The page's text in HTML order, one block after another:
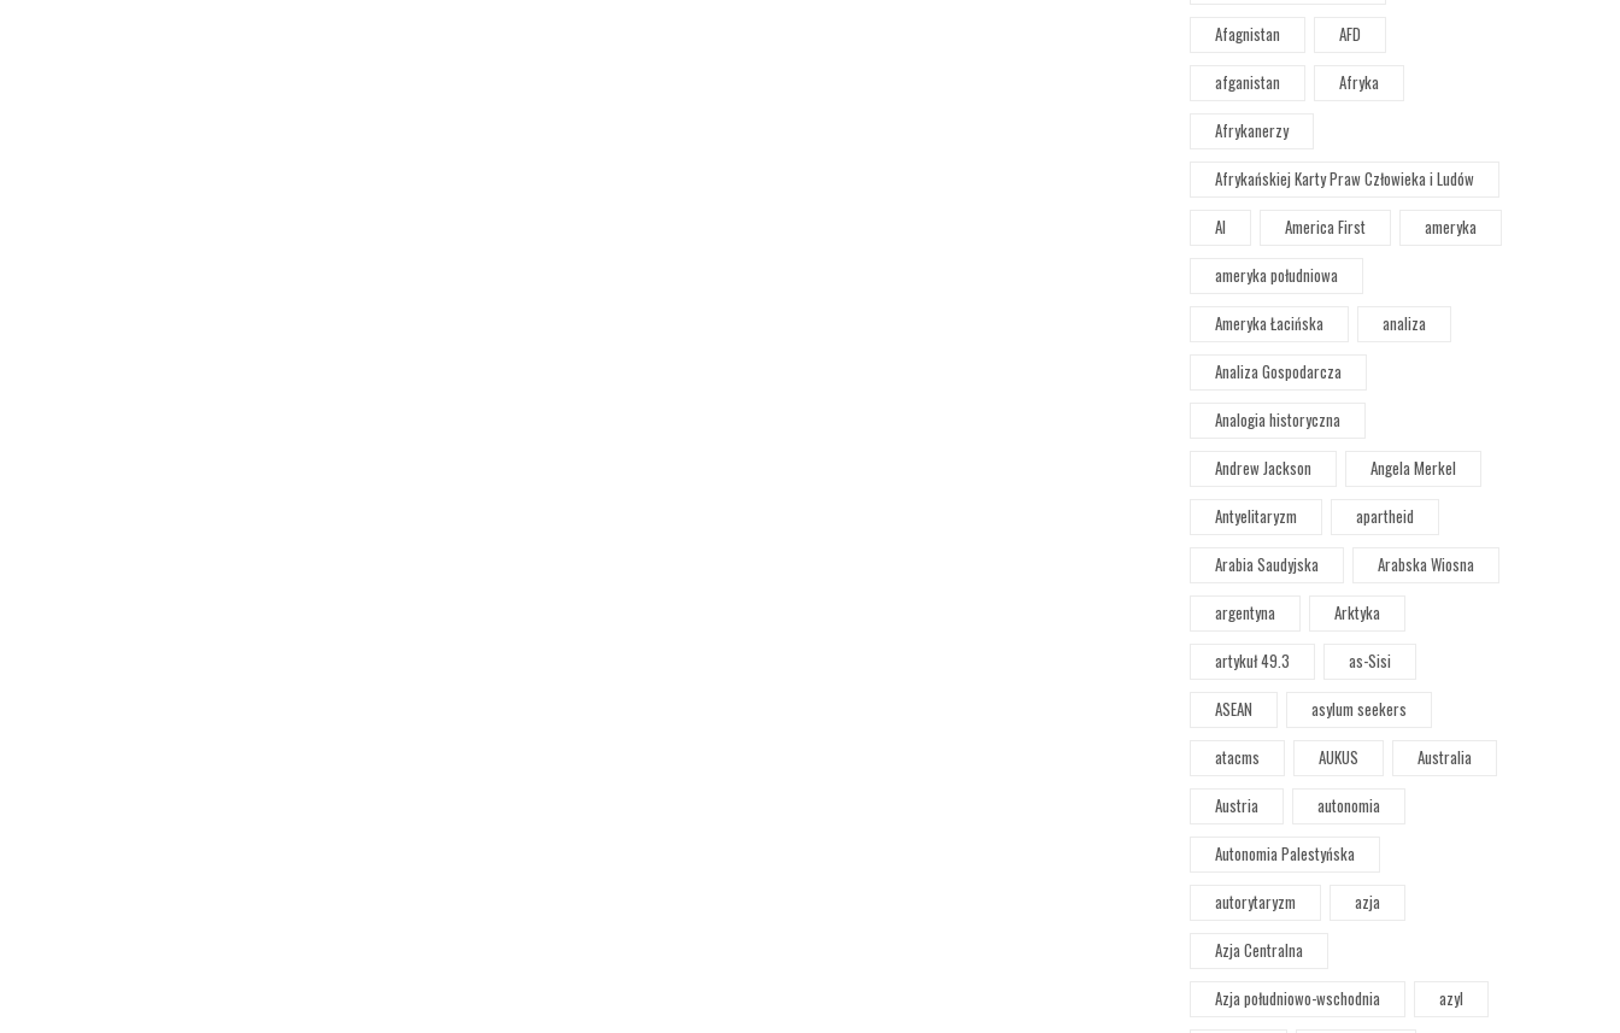
Afagnistan
AFD
afganistan
Afryka
Afrykanerzy
Afrykańskiej Karty Praw Człowieka i Ludów
AI
America First
ameryka
ameryka południowa
Ameryka Łacińska
analiza
Analiza Gospodarcza
Analogia historyczna
Andrew Jackson
Angela Merkel
Antyelitaryzm
apartheid
Arabia Saudyjska
Arabska Wiosna
argentyna
Arktyka
artykuł 49.3
as-Sisi
ASEAN
asylum seekers
atacms
AUKUS
Australia
Austria
autonomia
Autonomia Palestyńska
autorytaryzm
azja
Azja Centralna
Azja południowo-wschodnia
azyl